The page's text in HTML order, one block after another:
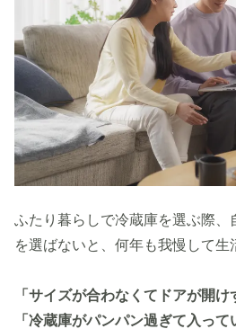
ふたり暮らしで冷蔵庫を選ぶ際、
を選ばないと、何年も我慢して生
「サイズが合わなくてドアが開け
「冷蔵庫がパンパン過ぎて入っ